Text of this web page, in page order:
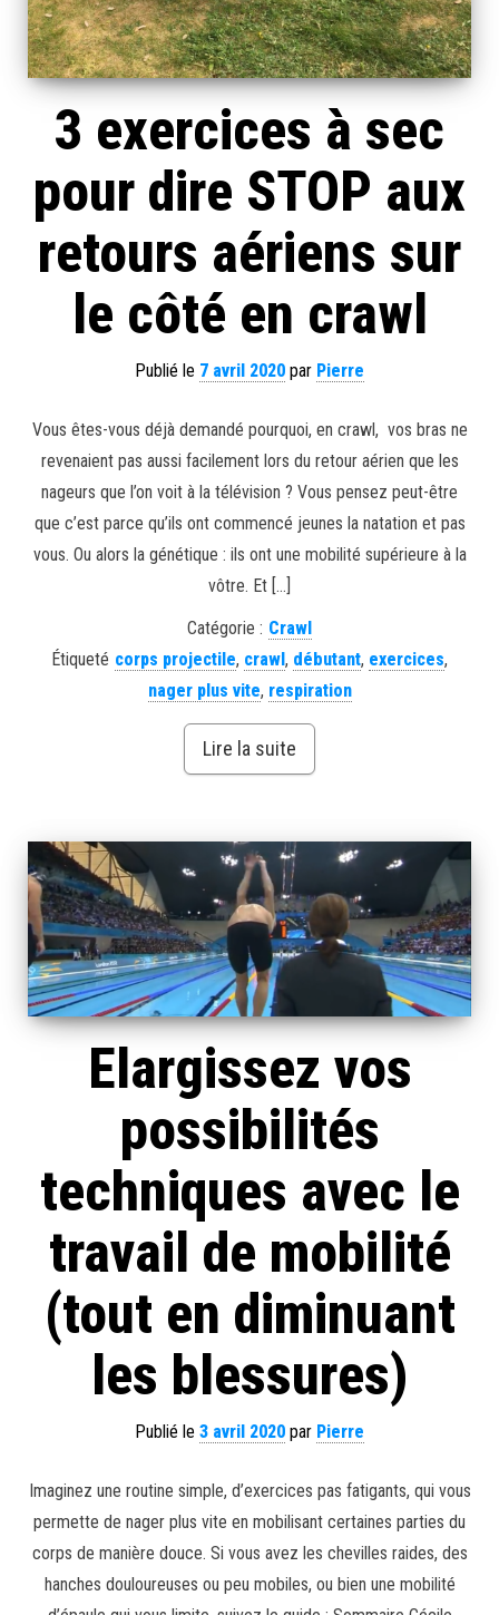
3 exercices à sec
pour dire STOP aux
retours aériens sur
le côté en crawl
Publié le 7 avril 2020 par Pierre
Vous êtes-vous déjà demandé pourquoi, en crawl, vos bras ne
revenaient pas aussi facilement lors du retour aérien que les
nageurs que l’on voit à la télévision ? Vous pensez peut-être
que c’est parce qu’ils ont commencé jeunes la natation et pas
vous. Ou alors la génétique : ils ont une mobilité supérieure à la
vôtre. Et […]
Catégorie : Crawl
Étiqueté corps projectile, crawl , débutant, exercices,
nager plus vite, respiration
Lire la suite
Elargissez vos
possibilités
techniques avec le
travail de mobilité
(tout en diminuant
les blessures)
Publié le 3 avril 2020 par Pierre
Imaginez une routine simple, d’exercices pas fatigants, qui vous
permette de nager plus vite en mobilisant certaines parties du
corps de manière douce. Si vous avez les chevilles raides, des
hanches douloureuses ou peu mobiles, ou bien une mobilité